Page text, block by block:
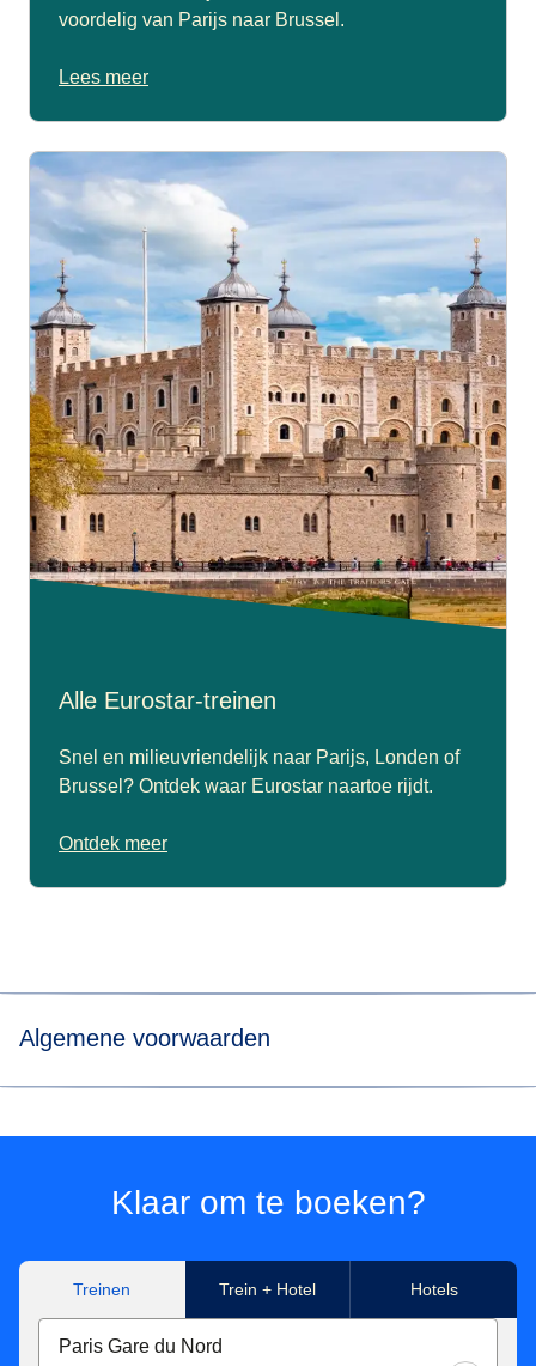
voordelig van Parijs naar Brussel.
Lees meer
Alle Eurostar-treinen
Snel en milieuvriendelijk naar Parijs, Londen of
Brussel? Ontdek waar Eurostar naartoe rijdt.
Ontdek meer
Algemene voorwaarden
Hbf, Koeln Hbf, Düsseldorf Hbf, Düsseldorf Airport,
Duisburg Hbf, Essen Hbf, Dortmund Hbf. Onder
**Tickets beschikbaar voor reizen in Eurostar Standard,
Eurostar Plus en Eurostar Premier, gemaakt met Eurostar
van/naar Paris Nord, Marne-La-Vallée Chessy, Paris
Klaar om te boeken?
Treinen Trein + Hotel Hotels